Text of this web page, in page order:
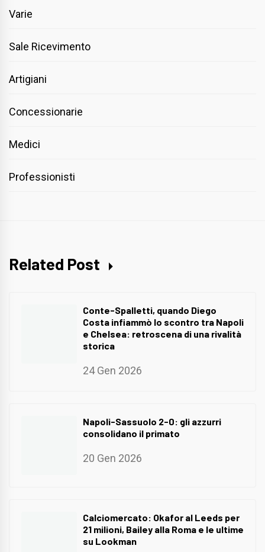
Varie
Sale Ricevimento
Artigiani
Concessionarie
Medici
Professionisti
Related Post
Conte-Spalletti, quando Diego
Costa infiammò lo scontro tra Napoli
e Chelsea: retroscena di una rivalità
storica
24 Gen 2026
Napoli-Sassuolo 2-0: gli azzurri
consolidano il primato
20 Gen 2026
Calciomercato: Okafor al Leeds per
21 milioni, Bailey alla Roma e le ultime
su Lookman